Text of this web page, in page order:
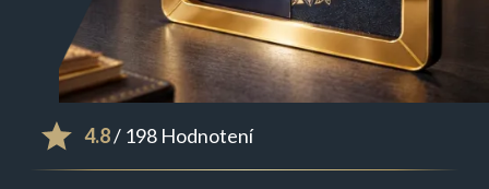
4.8/ 198 Hodnotení